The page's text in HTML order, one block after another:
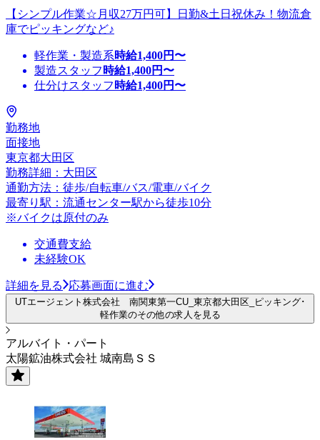
【シンプル作業☆月収27万円可】日勤&土日祝休み！物流倉
庫でピッキングなど♪
軽作業・製造系時給1,400円〜
製造スタッフ 時給1,400円〜
仕分けスタッフ 時給1,400円〜
勤務地
面接地
東京都大田区
勤務詳細：大田区
通勤方法：徒歩/自転車/バス/電車/バイク
最寄り駅：流通センター駅から徒歩10分
※バイクは原付のみ
交通費支給
未経験OK
詳細を見る 応募画面に進む
UTエージェント株式会社 南関東第一CU_東京都大田区_ピッキング･
軽作業のその他の求人を見る
アルバイト・パート
太陽鉱油株式会社 城南島ＳＳ